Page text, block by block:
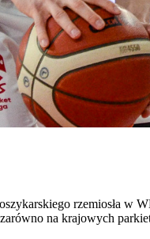
rzemiosła w
na krajowych